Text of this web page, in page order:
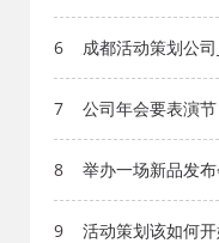
6
成都活动策划公
7
公司年会要表演
8 举办一场新品发
9 活动策划该如何